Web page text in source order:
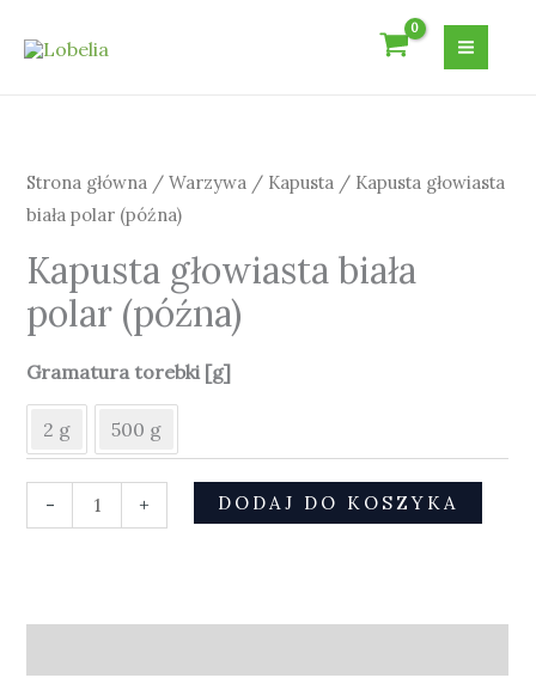
Strona główna /Warzywa / Kapusta / Kapusta głowiasta
biała polar (późna)
Kapusta głowiasta biała
polar (późna)
Gramatura torebki [g]
2 g 500 g
-
głowiasta
biała
(późna)
+ DODAJ DO KOSZYKA